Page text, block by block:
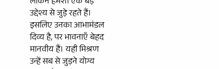
उद्देश्य से जुड़े रहते हैं।
इसलिए उनका आभामंडल
दिव्य है, पर भावनाएँ बेहद
मानवीय हैं। यही मिश्रण
उन्हें सब से जुड़ने योग्य